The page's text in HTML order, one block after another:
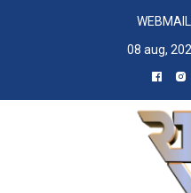
WEBMAIL
08 aug,